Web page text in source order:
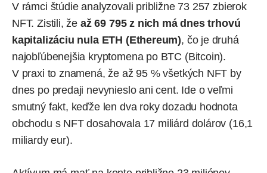
V rámci štúdie analyzovali približne 73 257 zbierok
NFT. Zistili, že až 69 795 z nich má dnes trhovú
kapitalizáciu nula ETH (Ethereum), čo je druhá
najobľúbenejšia kryptomena po BTC (Bitcoin).
V praxi to znamená, že až 95 % všetkých NFT by
dnes po predaji nevynieslo ani cent. Ide o veľmi
smutný fakt, keďže len dva roky dozadu hodnota
obchodu s NFT dosahovala 17 miliárd dolárov (16,1
miliardy eur).